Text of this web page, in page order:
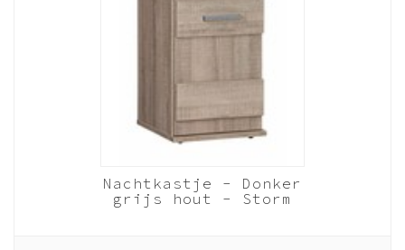
Voor een meerprijs zorgen onze monteurs ervoor dat
beter schikt.
Nachtkastje - Donker
grijs hout - Storm